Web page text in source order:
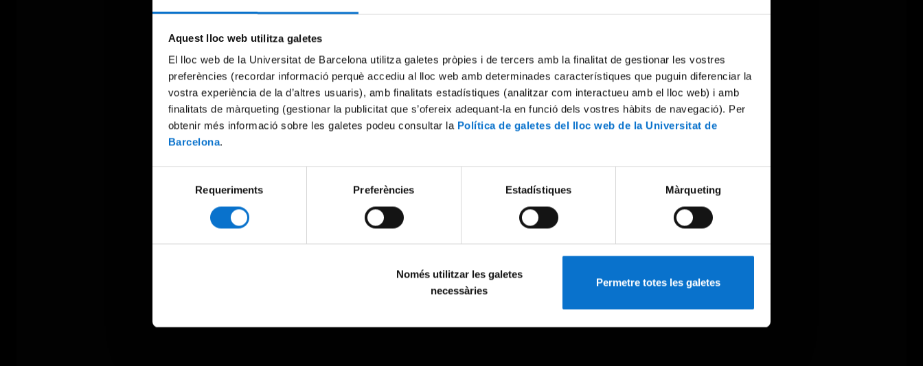
Aquest lloc web utilitza galetes
El lloc web de la Universitat de Barcelona utilitza galetes pròpies i de tercers amb la finalitat de gestionar les vostres
preferències (recordar informació perquè accediu al lloc web amb determinades característiques que puguin diferenciar la
vostra experiència de la d’altres usuaris), amb finalitats estadístiques (analitzar com interactueu amb el lloc web) i amb
finalitats de màrqueting (gestionar la publicitat que s’ofereix adequant-la en funció dels vostres hàbits de navegació). Per
obtenir més informació sobre les galetes podeu consultar la Política de galetes del lloc web de la Universitat de
Barcelona.
Requeriments Preferències Estadístiques Màrqueting
Només utilitzar les galetes
necessàries
Permetre totes les galetes